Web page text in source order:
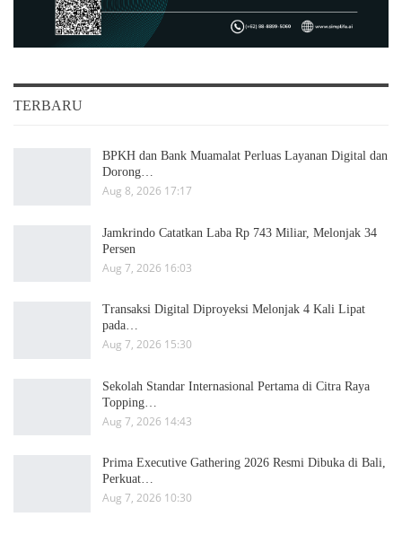
TERBARU
BPKH dan Bank Muamalat Perluas Layanan Digital dan
Dorong…
Aug 8, 2026 17:17
Jamkrindo Catatkan Laba Rp 743 Miliar, Melonjak 34
Persen
Aug 7, 2026 16:03
Transaksi Digital Diproyeksi Melonjak 4 Kali Lipat
pada…
Aug 7, 2026 15:30
Sekolah Standar Internasional Pertama di Citra Raya
Topping…
Aug 7, 2026 14:43
Prima Executive Gathering 2026 Resmi Dibuka di Bali,
Perkuat…
Aug 7, 2026 10:30